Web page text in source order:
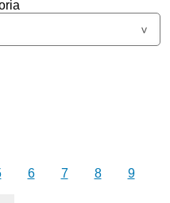
6 7 8 9